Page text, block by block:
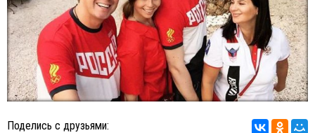
Поделись с друзьями: